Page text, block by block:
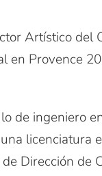
Artístico del
en Provence
de ingeniero
licenciatura
Dirección de